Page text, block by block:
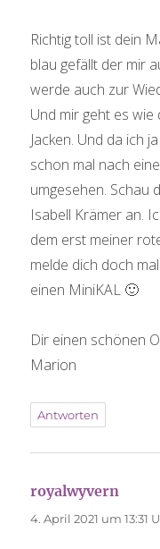
Richtig toll ist dein
blau gefällt der mir
werde auch zur
Und mir geht es
Jacken. Und da ich
schon mal nach
umgesehen. Schau
Isabell Krämer an.
dem erst meiner
melde dich doch
einen MiniKAL 🙂
Dir einen schönen
Marion
Antworten
royalwyvern
4. April 2021 um 13:31